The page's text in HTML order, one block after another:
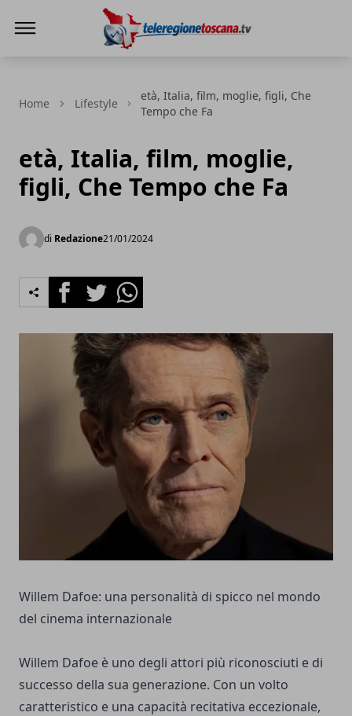
Home Lifestyle
età, Italia, film, moglie, figli, Che
Tempo che Fa
età, Italia, film, moglie,
figli, Che Tempo che Fa
di Redazione21/01/2024
FacebookTwitterWhatsapp
Willem Dafoe: una personalità di spicco nel mondo
del cinema internazionale
Willem Dafoe è uno degli attori più riconosciuti e di
successo della sua generazione. Con un volto
caratteristico e una capacità recitativa eccezionale,